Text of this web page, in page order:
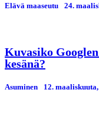
Elävä maaseutu 24.
Kuvasiko
kesänä?
Asuminen 12.